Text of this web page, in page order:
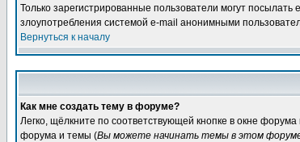
Только зарегистрированные пользователи могут
злоупотребления системой e-mail анонимными
Вернуться к началу
Как мне создать тему в форуме?
Легко, щёлкните по соответствующей кнопке в окне
форума и темы (Вы можете начинать темы в этом